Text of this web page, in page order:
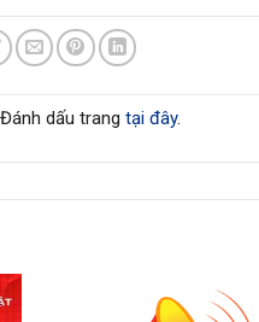
dấu trang tại đây.